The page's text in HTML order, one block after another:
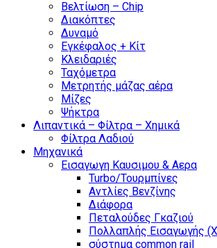
Βελτίωση – Chip
Διακόπτες
Δυναμό
Εγκέφαλος + Κίτ
Κλειδαριές
Ταχόμετρα
Μετρητής μάζας αέρα
Μίζες
Ψήκτρα
Λιπαντικά – Φίλτρα – Χημικά
Φίλτρα Λαδιού
Μηχανικά
Εισαγωγη Καυσιμου & Αερα
Turbo/Τουρμπίνες
Αντλίες Βενζίνης
Διάφορα
Πεταλούδες Γκαζιού
Πολλαπλής Εισαγωγής
σύστημα common rail